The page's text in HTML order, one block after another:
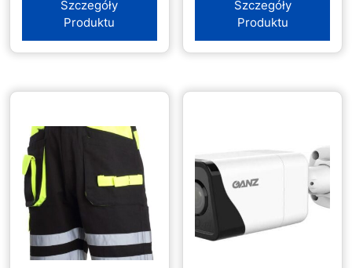
Szczegóły
Produktu
Szczegóły
Produktu